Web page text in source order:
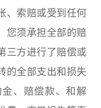
、索赔或受到任何
您须承担全部的赔
三方进行了赔偿或
的全部支出和损失
金、赔偿款、和解